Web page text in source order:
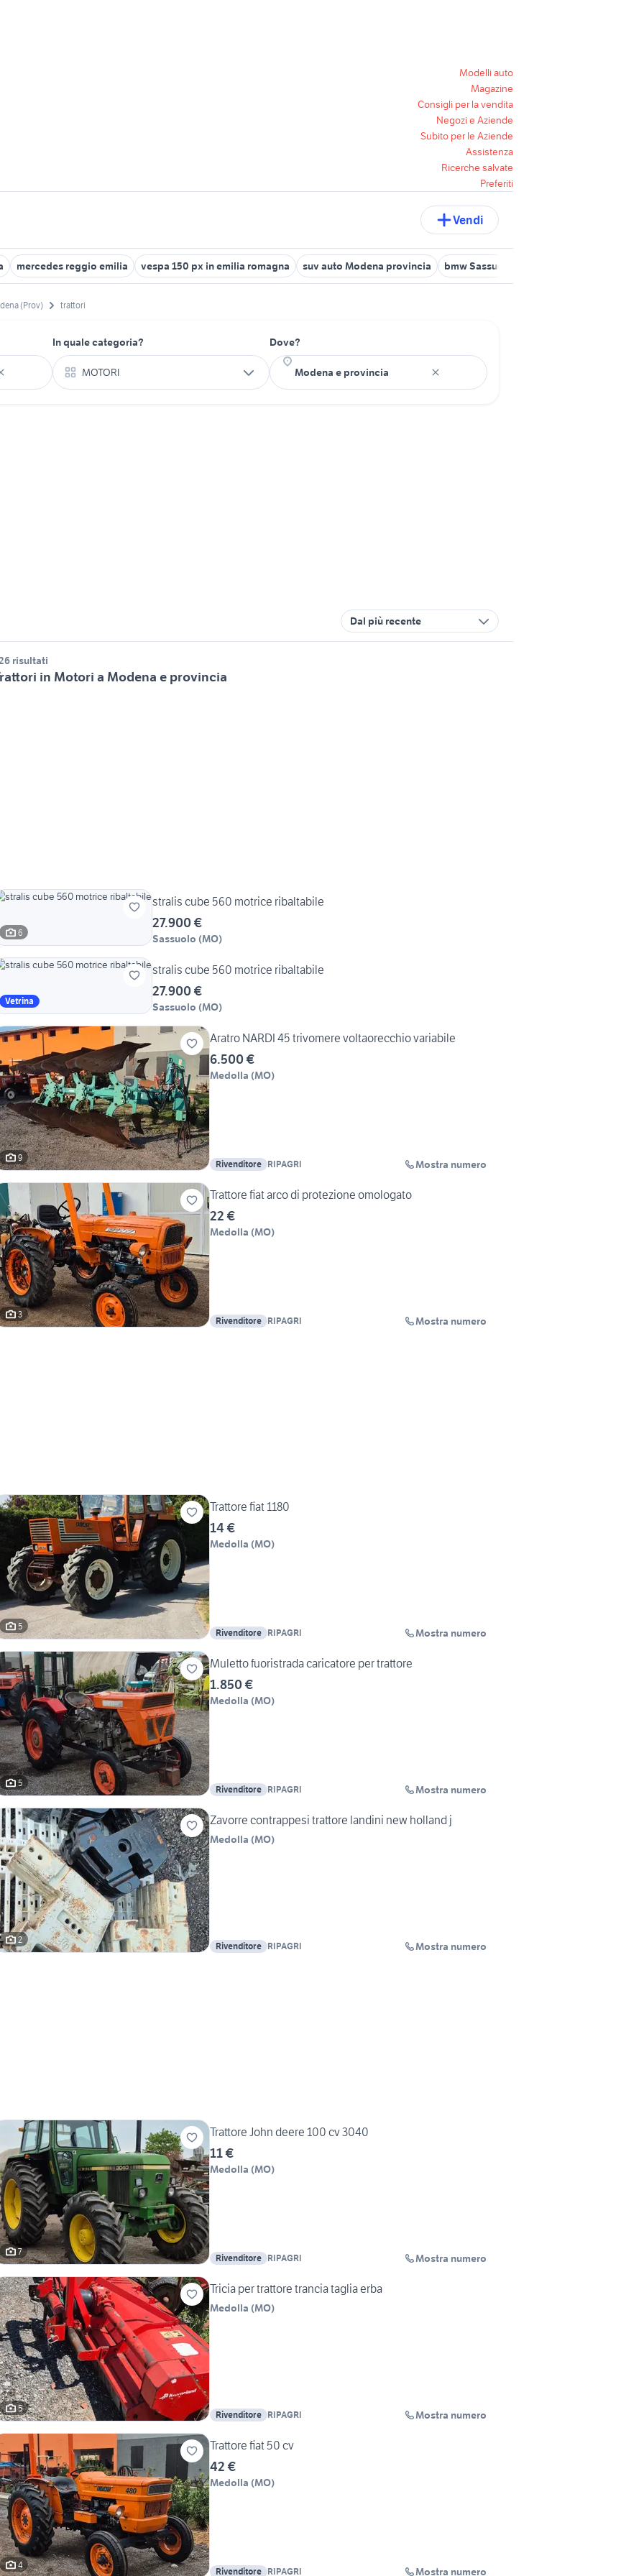
Modelli auto
Magazine
Consigli per la vendita
Negozi e Aziende
Subito per le Aziende
Assistenza
Ricerche salvate
Preferiti
Vendi
mercedes reggio emilia vespa 150 px in emilia romagna suv auto Modena provincia bmw Sassuolo
(Prov) trattori
In quale categoria?
MOTORI
Dove?
Dal più recente
risultati
in Motori a Modena e provincia
6
stralis cube 560 motrice ribaltabile
27.900 €
Sassuolo (MO)
Vetrina
stralis cube 560 motrice ribaltabile
27.900 €
Sassuolo (MO)
9
Aratro NARDI 45 trivomere voltaorecchio variabile
6.500 €
Medolla (MO)
Rivenditore RIPAGRI Mostra numero
3
Trattore fiat arco di protezione omologato
22 €
Medolla (MO)
Rivenditore RIPAGRI Mostra numero
5
Trattore fiat 1180
14 €
Medolla (MO)
Rivenditore RIPAGRI Mostra numero
5
Muletto fuoristrada caricatore per trattore
1.850 €
Medolla (MO)
Rivenditore RIPAGRI Mostra numero
2
Zavorre contrappesi trattore landini new holland j
Medolla (MO)
Rivenditore RIPAGRI Mostra numero
7
Trattore John deere 100 cv 3040
11 €
Medolla (MO)
Rivenditore RIPAGRI Mostra numero
5
Tricia per trattore trancia taglia erba
Medolla (MO)
Rivenditore RIPAGRI Mostra numero
4
Trattore fiat 50 cv
42 €
Medolla (MO)
Rivenditore RIPAGRI Mostra numero